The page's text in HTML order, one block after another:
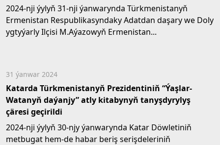
2024-nji ýylyň 31-nji ýanwarynda Türkmenistanyň
Ermenistan Respublikasyndaky Adatdan daşary we Doly
ygtyýarly Ilçisi M.Aýazowyň Ermenistan...
31 ýanwar 2024
Katarda Türkmenistanyň Prezidentiniň “Ýaşlar-
Watanyň daýanjy” atly kitabynyň tanyşdyrylyş
çäresi geçirildi
2024-nji ýylyň 30-njy ýanwarynda Katar Döwletiniň
metbugat hem-de habar beriş serişdeleriniň